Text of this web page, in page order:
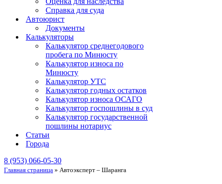
Справка для суда
Автоюрист
Документы
Калькуляторы
Калькулятор среднегодового
пробега по Минюсту
Калькулятор износа по
Минюсту
Калькулятор УТС
Калькулятор годных остатков
Калькулятор износа ОСАГО
Калькулятор госпошлины в суд
Калькулятор государственной
пошлины нотариус
Статьи
Города
8 (953) 066-05-30
Главная страница » Автоэксперт – Шаранга